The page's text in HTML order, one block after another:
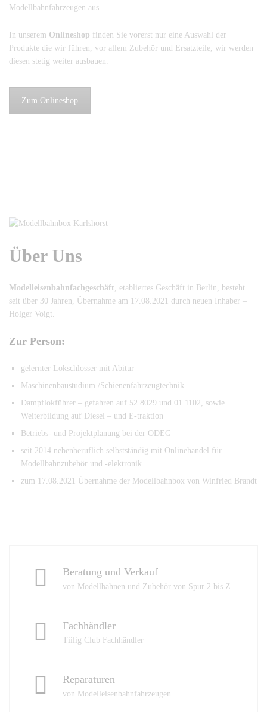
Modellbahnfahrzeugen aus.
In unserem Onlineshop finden Sie vorerst nur eine Auswahl der
Produkte die wir führen, vor allem Zubehör und Ersatzteile, wir werden
diesen stetig weiter ausbauen.
Zum Onlineshop
Über Uns
Modelleisenbahnfachgeschäft , etabliertes Geschäft in Berlin, besteht
seit über 30 Jahren, Übernahme am 17.08.2021 durch neuen Inhaber –
Holger Voigt.
Zur Person:
gelernter Lokschlosser mit Abitur
Maschinenbaustudium /Schienenfahrzeugtechnik
Dampflokführer – gefahren auf 52 8029 und 01 1102, sowie
Weiterbildung auf Diesel – und E-traktion
Betriebs- und Projektplanung bei der ODEG
seit 2014 nebenberuflich selbstständig mit Onlinehandel für
Modellbahnzubehör und -elektronik
zum 17.08.2021 Übernahme der Modellbahnbox von Winfried Brandt
Beratung und Verkauf
von Modellbahnen und Zubehör von Spur 2 bis Z
Fachhändler
Tiilig Club Fachhändler
Reparaturen
von Modelleisenbahnfahrzeugen